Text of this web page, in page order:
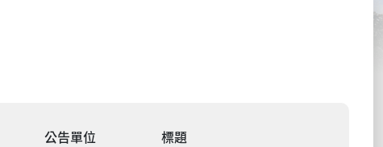
公告單位
標題